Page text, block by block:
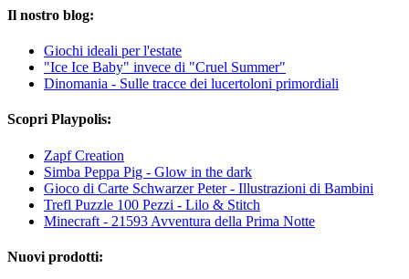
Il nostro blog:
Giochi ideali per l'estate
"Ice Ice Baby" invece di "Cruel Summer"
Dinomania - Sulle tracce dei lucertoloni primordiali
Scopri Playpolis:
Zapf Creation
Simba Peppa Pig - Glow in the dark
Gioco di Carte Schwarzer Peter - Illustrazioni di Bambini
Trefl Puzzle 100 Pezzi - Lilo & Stitch
Minecraft - 21593 Avventura della Prima Notte
Nuovi prodotti: